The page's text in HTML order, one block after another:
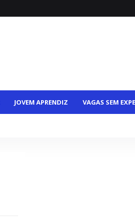
JOVEM APRENDIZ VAGAS SEM